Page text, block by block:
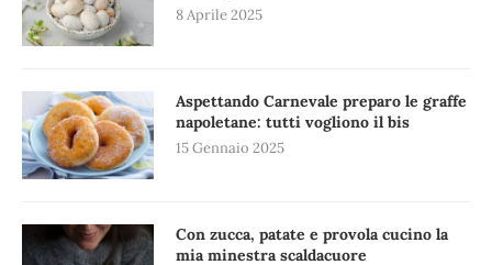
8 Aprile 2025
Aspettando Carnevale preparo le graffe
napoletane: tutti vogliono il bis
15 Gennaio 2025
Con zucca, patate e provola cucino la
mia minestra scaldacuore